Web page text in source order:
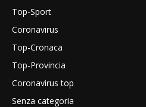
Top-Sport
Coronavirus
Top-Cronaca
Top-Provincia
Coronavirus top
Senza categoria